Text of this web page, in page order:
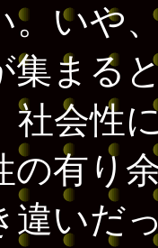
。いや
集まる
社会性
の有り
違いだ